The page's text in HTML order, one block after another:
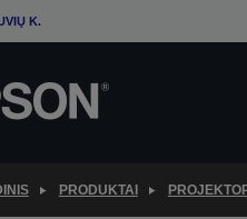
K.
PRODUKTAI